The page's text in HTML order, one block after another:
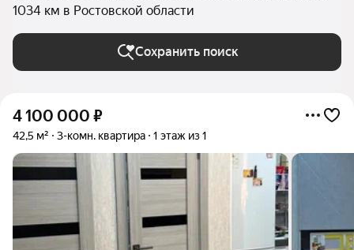
1034 км в Ростовской области
Сохранить поиск
4 100 000 ₽
42,5 м² 3-комн. квартира 1 этаж из 1